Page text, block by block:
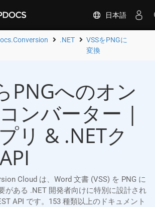
日本語
.NET
VSSをPNGに
変換
PNGへのオン
ンバーター |
リ & .NETク
Cloud は、Word 文書 (VSS) を PNG に
がある .NET 開発者向けに特別に設計され
API です。153 種類以上のドキュメント